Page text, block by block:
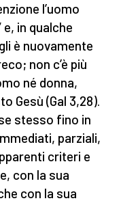
l’uomo
in qualche
è nuovamente
non c’è più
né donna,
Gesù (Gal 3,28).
stesso fino in
parziali,
criteri e
con la sua
con la sua